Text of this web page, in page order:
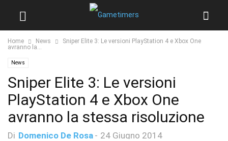
Home News
Sniper Elite 3: Le versioni PlayStation 4 e Xbox One
avranno la...
News
Sniper Elite 3: Le versioni
PlayStation 4 e Xbox One
avranno la stessa risoluzione
Di Domenico De Rosa - 24 Giugno 2014